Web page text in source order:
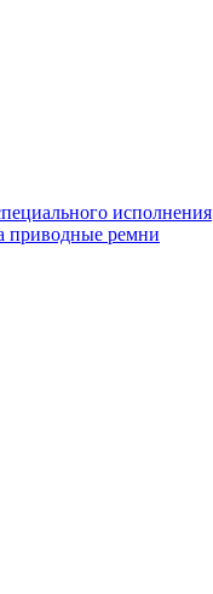
исполнения
приводные ремни